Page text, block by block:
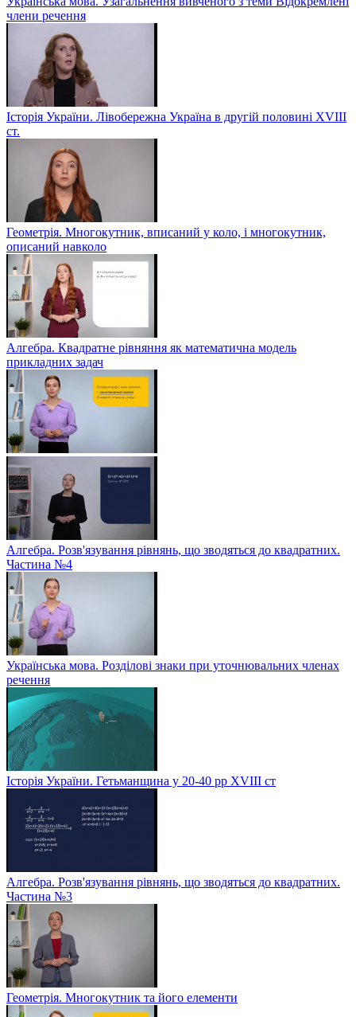
члени речення
Історія України. Лівобережна Україна в другій половині ХVIIІ
ст.
Геометрія. Многокутник, вписаний у коло, і многокутник,
описаний навколо
Алгебра. Квадратне рівняння як математична модель
прикладних задач
Алгебра. Розв'язування рівнянь, що зводяться до квадратних.
Частина №4
Українська мова. Розділові знаки при уточнювальних членах
речення
Історія України. Гетьманщина у 20-40 рр ХVIIІ ст
Алгебра. Розв'язування рівнянь, що зводяться до квадратних.
Частина №3
Геометрія. Многокутник та його елементи